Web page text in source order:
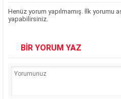
Henüz yorum yapılmamış. İlk yorumu
yapabilirsiniz.
BİR YORUM YAZ